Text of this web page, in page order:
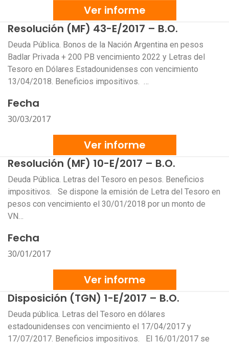
Ver informe
Resolución (MF) 43-E/2017 – B.O.
Deuda Pública. Bonos de la Nación Argentina en pesos
Badlar Privada + 200 PB vencimiento 2022 y Letras del
Tesoro en Dólares Estadounidenses con vencimiento
13/04/2018. Beneficios impositivos. …
Fecha
30/03/2017
Ver informe
Resolución (MF) 10-E/2017 – B.O.
Deuda Pública. Letras del Tesoro en pesos. Beneficios
impositivos. Se dispone la emisión de Letra del Tesoro en
pesos con vencimiento el 30/01/2018 por un monto de
VN…
Fecha
30/01/2017
Ver informe
Disposición (TGN) 1-E/2017 – B.O.
Deuda pública. Letras del Tesoro en dólares
estadounidenses con vencimiento el 17/04/2017 y
17/07/2017. Beneficios impositivos. El 16/01/2017 se